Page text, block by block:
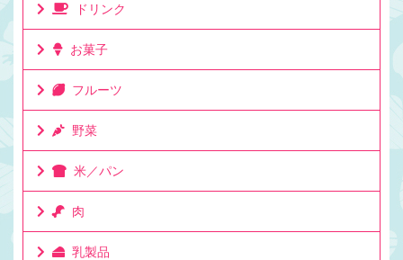
ドリンク
お菓子
フルーツ
野菜
米／パン
肉
乳製品